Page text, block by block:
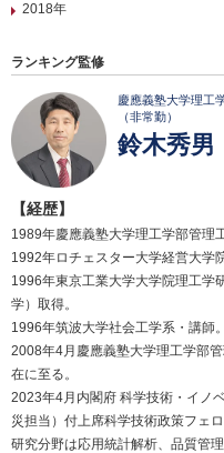
2018年
ランキング監修
慶應義塾大学理工
（非常勤）
鈴木秀男
【経歴】
1989年慶應義塾大学理工学部管理
1992年ロチェスター大学経営大学
1996年東京工業大学大学院理工学
学）取得。
1996年筑波大学社会工学系・講師
2008年4月慶應義塾大学理工学部
在に至る。
2023年4月内閣府 科学技術・イノ
災担当）付上席科学技術政策フェロ
研究分野は応用統計解析、品質管理